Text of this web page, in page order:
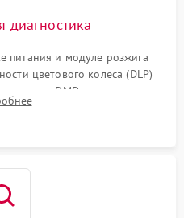
диагностика
питания и модуле розжига
цветового колеса (DLP)
DMD-чипа, датчиков
помощью мультиметра и